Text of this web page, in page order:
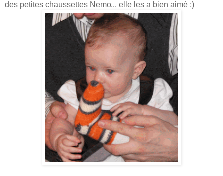
des petites chaussettes Nemo... elle les a bien aimé ;)